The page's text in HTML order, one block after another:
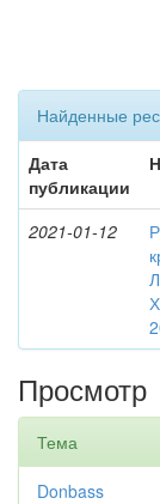
Найденные
Дата
публикации
2021-01-12
Просмотр
Тема
Donbass